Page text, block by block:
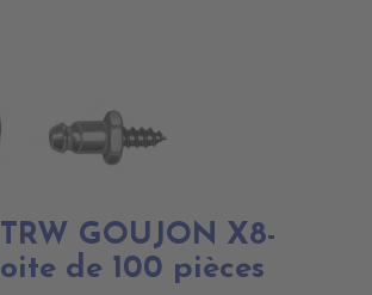
GOUJON X8-
de 100 pièces